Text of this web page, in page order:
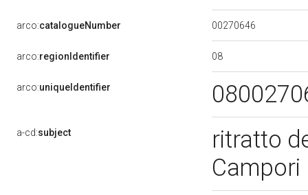
arco:catalogueNumber 00270646
arco:regionIdentifier 08
arco:uniqueIdentifier
a-cd:subject
ritratto
Campori